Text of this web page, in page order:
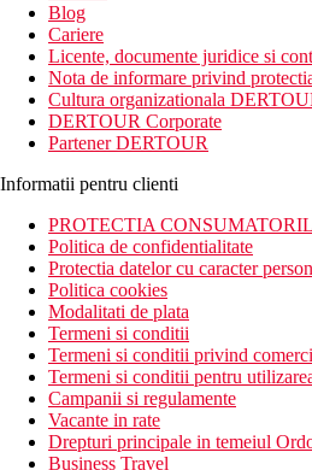
Blog
Cariere
Licente, documente juridice si
Nota de informare privind
Cultura organizationala
DERTOUR Corporate
Partener DERTOUR
Informatii pentru clienti
PROTECTIA
Politica de confidentialitate
Protectia datelor cu caracter
Politica cookies
Modalitati de plata
Termeni si conditii
Termeni si conditii privind
Termeni si conditii pentru
Campanii si regulamente
Vacante in rate
Drepturi principale in temeiul
Business Travel